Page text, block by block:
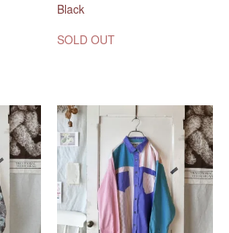
Black
SOLD OUT